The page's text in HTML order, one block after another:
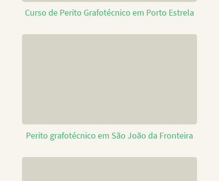
Curso de Perito Grafotécnico em Porto Estrela
Perito grafotécnico em São João da Fronteira